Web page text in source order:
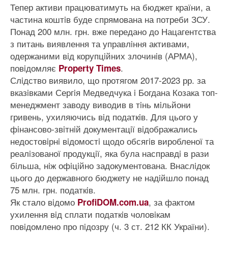
Тепер активи працюватимуть на бюджет країни, а
частина коштiв буде спрямована на потреби ЗСУ.
Понад 200 млн. грн. вже передано до Нацагентства
з питань виявлення та управлiння активами,
одержаними вiд корупцiйних злочинiв (АРМА),
повiдомляє Property Times.
Слiдство виявило, що протягом 2017-2023 рр. за
вказiвками Сергiя Медведчука i Богдана Козака топ-
менеджмент заводу виводив в тiнь мiльйони
гривень, ухиляючись вiд податкiв. Для цього у
фiнансово-звiтнiй документацiї вiдображались
недостовiрнi вiдомостi щодо обсягiв виробленої та
реалiзованої продукцiї, яка була насправдi в рази
бiльша, нiж офiцiйно задокументована. Внаслiдок
цього до державного бюджету не надiйшло понад
75 млн. грн. податкiв.
Як стало вiдомо ProfiDOM.com.ua, за фактом
ухилення вiд сплати податкiв чоловiкам
повiдомлено про пiдозру (ч. 3 ст. 212 КК України).